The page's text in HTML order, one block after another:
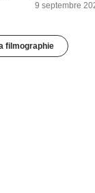
9 septembre
filmographie